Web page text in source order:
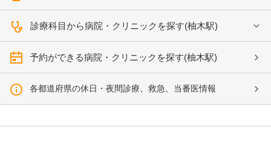
診療科目から病院・クリニックを探す(柚木駅)
予約ができる病院・クリニックを探す(柚木駅)
各都道府県の休日・夜間診療、救急、当番医情報